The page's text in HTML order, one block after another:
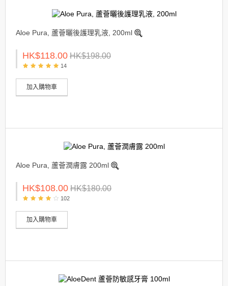
Aloe Pura, 蘆薈曬後護理乳液, 200ml
HK$118.00 HK$198.00
14
加入購物車
Aloe Pura, 蘆薈潤膚露 200ml
HK$108.00 HK$180.00
102
加入購物車